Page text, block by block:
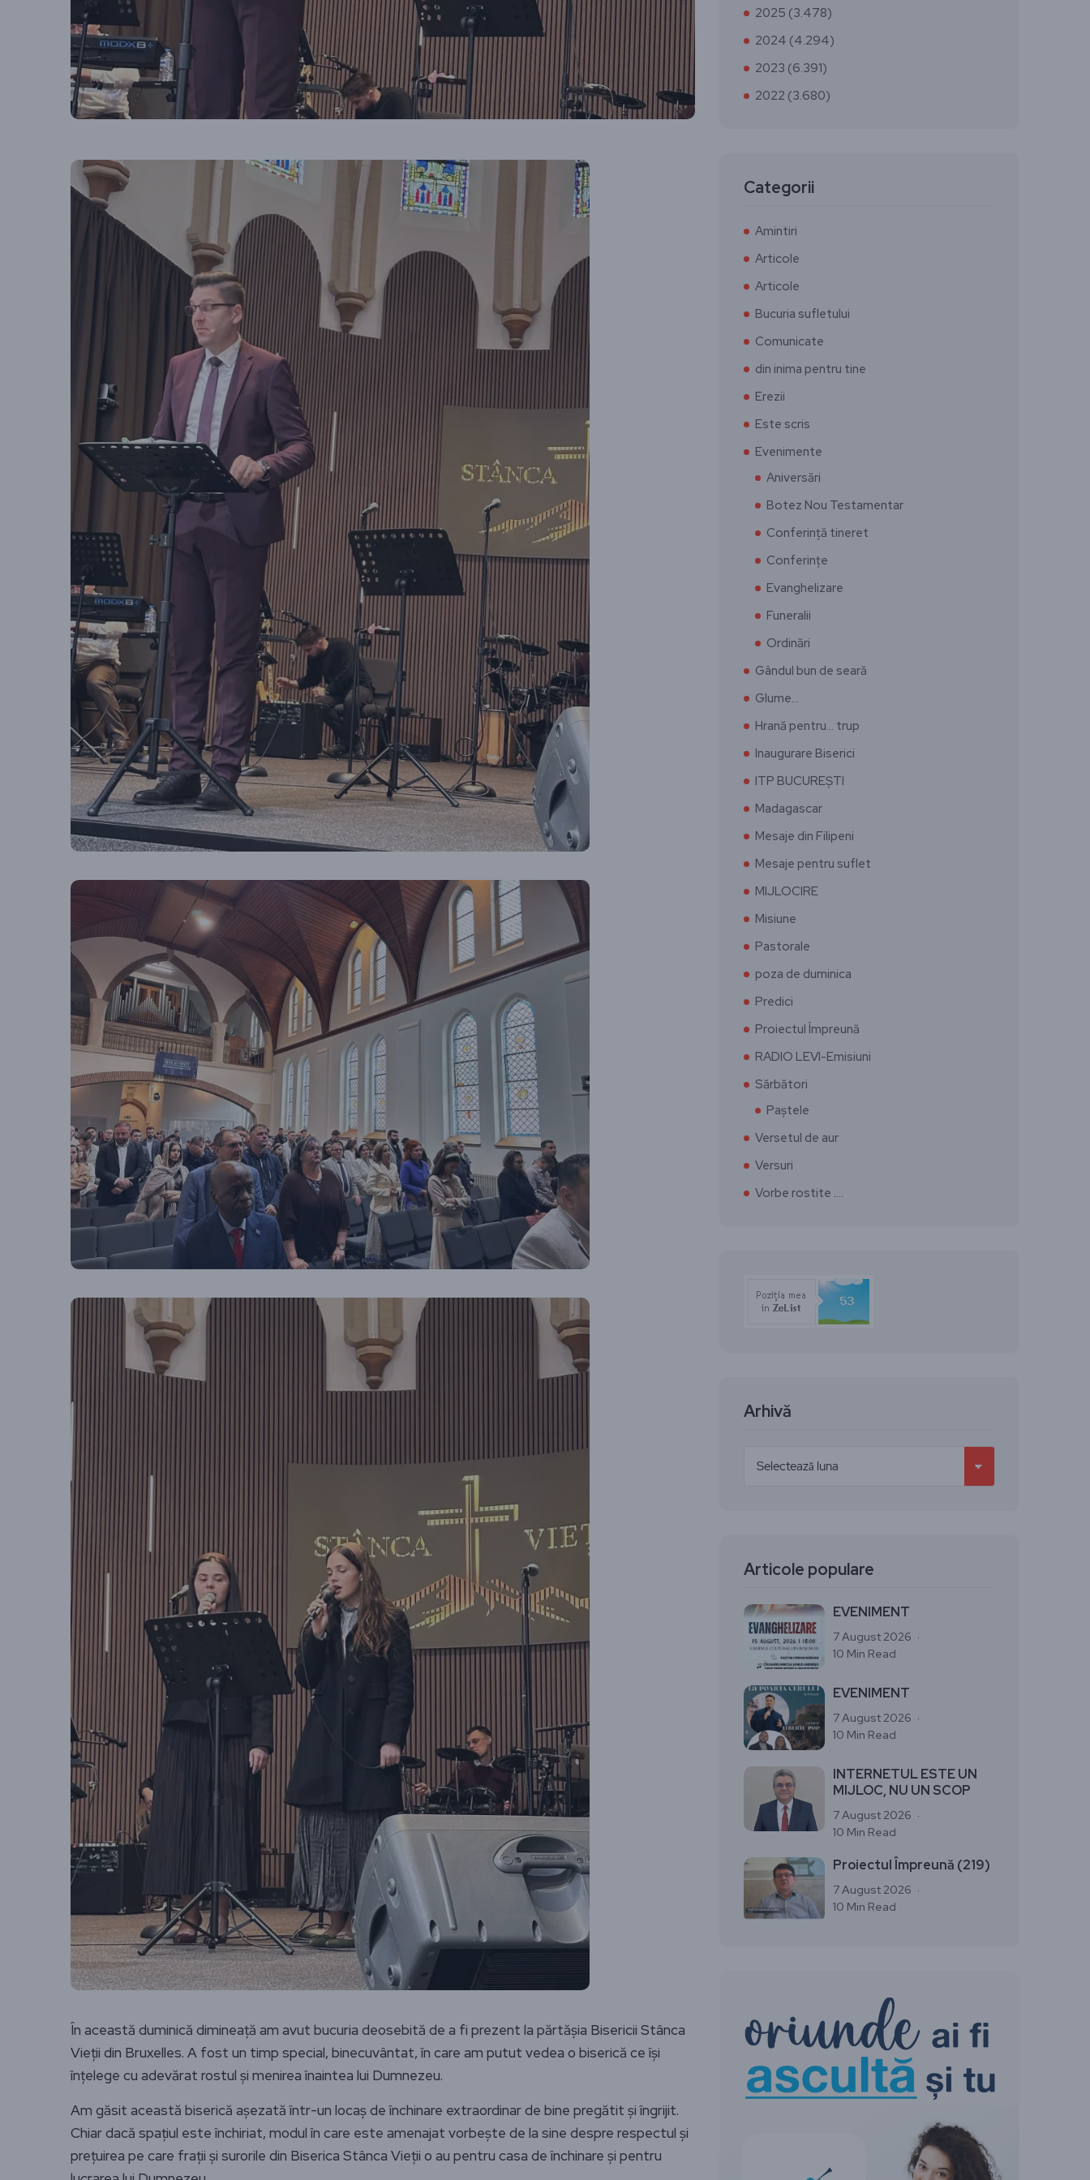
În această duminică dimineață am avut bucuria deosebită de a fi prezent la părtășia Bisericii Stânca
Vieții din Bruxelles. A fost un timp special, binecuvântat, în care am putut vedea o biserică ce își
înțelege cu adevărat rostul și menirea înaintea lui Dumnezeu.
Am găsit această biserică așezată într-un locaș de închinare extraordinar de bine pregătit și îngrijit.
Chiar dacă spațiul este închiriat, modul în care este amenajat vorbește de la sine despre respectul și
prețuirea pe care frații și surorile din Biserica Stânca Vieții o au pentru casa de închinare și pentru
2025 (3.478)
2024 (4.294)
2023 (6.391)
2022 (3.680)
Categorii
Amintiri
Articole
Articole
Bucuria sufletului
Comunicate
din inima pentru tine
Erezii
Este scris
Evenimente
Aniversări
Botez Nou Testamentar
Conferință tineret
Conferințe
Evanghelizare
Funeralii
Ordinări
Gândul bun de seară
Glume…
Hrană pentru… trup
Inaugurare Biserici
ITP BUCUREȘTI
Madagascar
Mesaje din Filipeni
Mesaje pentru suflet
MIJLOCIRE
Misiune
Pastorale
poza de duminica
Predici
Proiectul Împreună
RADIO LEVI-Emisiuni
Sărbători
Paștele
Versetul de aur
Versuri
Vorbe rostite ….
Arhivă
Articole populare
EVENIMENT
7 August 2026
10 Min Read
EVENIMENT
7 August 2026
10 Min Read
INTERNETUL ESTE UN
MIJLOC, NU UN SCOP
7 August 2026
10 Min Read
Proiectul Împreună (219)
7 August 2026
10 Min Read